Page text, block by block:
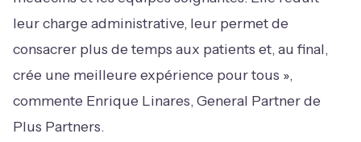
leur charge administrative, leur permet de
consacrer plus de temps aux patients et, au final,
crée une meilleure expérience pour tous »,
commente Enrique Linares, General Partner de
Plus Partners.